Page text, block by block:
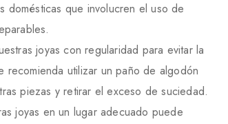
domésticas que involucren el uso de
joyas con regularidad para evitar la
recomienda utilizar un paño de algodón
piezas y retirar el exceso de suciedad.
joyas en un lugar adecuado puede